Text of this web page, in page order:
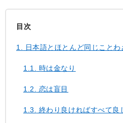
目次
1. 日本語とほとんど同じことわ
1.1. 時は金なり
1.2. 恋は盲目
1.3. 終わり良ければすべて良